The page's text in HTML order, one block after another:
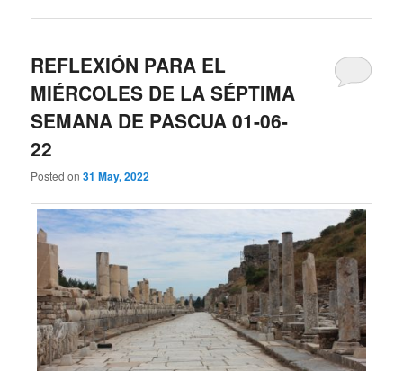
REFLEXIÓN PARA EL
MIÉRCOLES DE LA SÉPTIMA
SEMANA DE PASCUA 01-06-
22
Posted on31 May, 2022